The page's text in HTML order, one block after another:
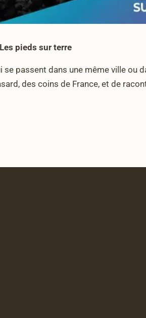
pieds sur terre
passent dans une même ville ou
des coins de France, et de